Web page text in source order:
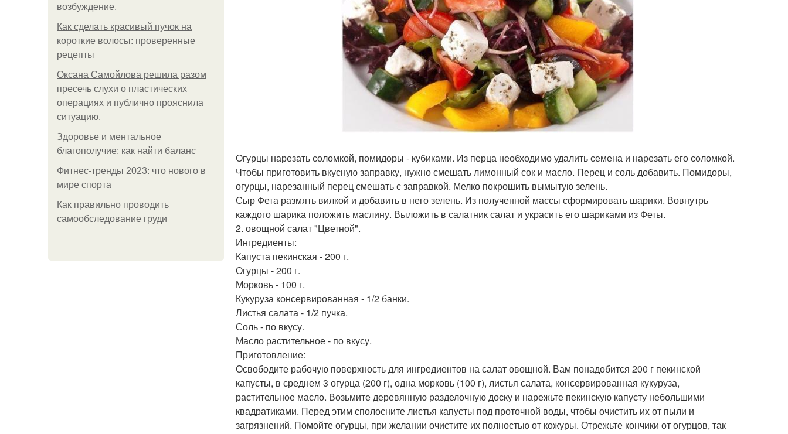
возбуждение.
Как сделать красивый пучок на
короткие волосы: проверенные
рецепты
Оксана Самойлова решила разом
пресечь слухи о пластических
операциях и публично прояснила
ситуацию.
Здоровье и ментальное
благополучие: как найти баланс
Фитнес-тренды 2023: что нового в
мире спорта
Как правильно проводить
самообследование груди
Огурцы нарезать соломкой, помидоры - кубиками. Из перца необходимо удалить семена и нарезать его соломкой.
Чтобы приготовить вкусную заправку, нужно смешать лимонный сок и масло. Перец и соль добавить. Помидоры,
огурцы, нарезанный перец смешать с заправкой. Мелко покрошить вымытую зелень.
Сыр Фета размять вилкой и добавить в него зелень. Из полученной массы сформировать шарики. Вовнутрь
каждого шарика положить маслину. Выложить в салатник салат и украсить его шариками из Феты.
2. овощной салат "Цветной".
Ингредиенты:
Капуста пекинская - 200 г.
Огурцы - 200 г.
Морковь - 100 г.
Кукуруза консервированная - 1/2 банки.
Листья салата - 1/2 пучка.
Соль - по вкусу.
Масло растительное - по вкусу.
Приготовление:
Освободите рабочую поверхность для ингредиентов на салат овощной. Вам понадобится 200 г пекинской
капусты, в среднем 3 огурца (200 г), одна морковь (100 г), листья салата, консервированная кукуруза,
растительное масло. Возьмите деревянную разделочную доску и нарежьте пекинскую капусту небольшими
квадратиками. Перед этим сполосните листья капусты под проточной воды, чтобы очистить их от пыли и
загрязнений. Помойте огурцы, при желании очистите их полностью от кожуры. Отрежьте кончики от огурцов, так